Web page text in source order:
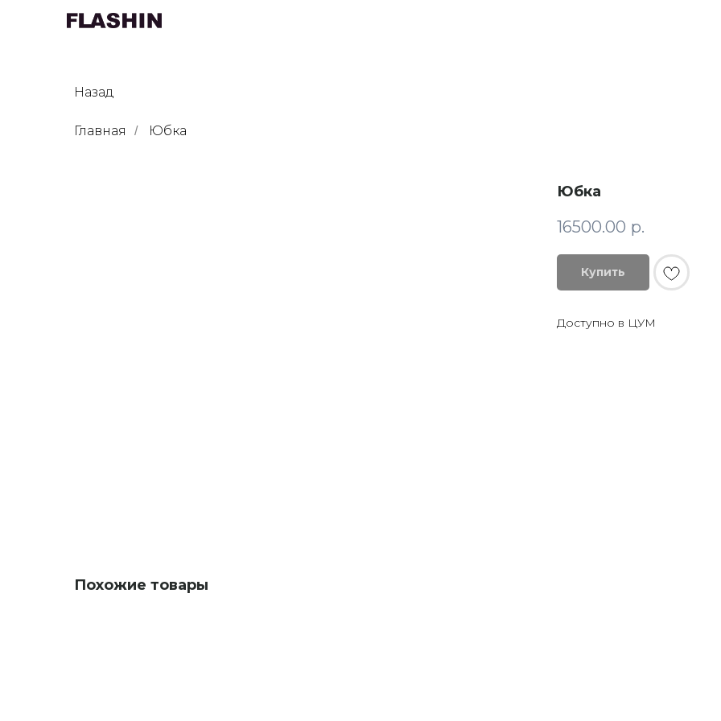
Назад
Главная / Юбка
Юбка
16500.00 р.
Купить
Доступно в ЦУМ
Похожие товары